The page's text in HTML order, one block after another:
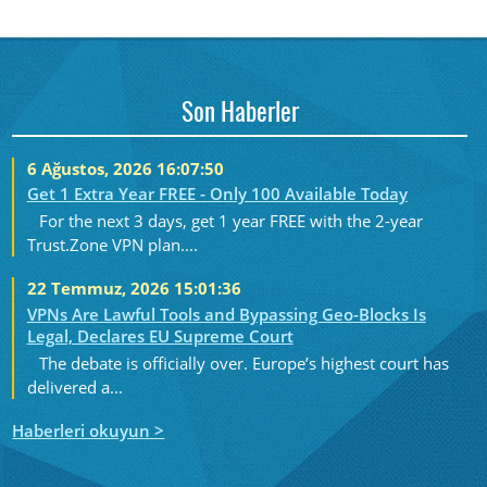
Son Haberler
6 Ağustos, 2026 16:07:50
Get 1 Extra Year FREE - Only 100 Available Today
For the next 3 days, get 1 year FREE with the 2-year
Trust.Zone VPN plan....
22 Temmuz, 2026 15:01:36
VPNs Are Lawful Tools and Bypassing Geo-Blocks Is
Legal, Declares EU Supreme Court
The debate is officially over. Europe’s highest court has
delivered a...
Haberleri okuyun >